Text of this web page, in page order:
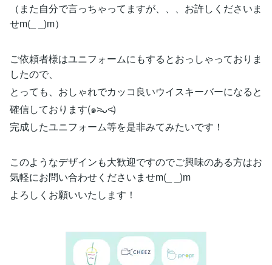
（また自分で言っちゃってますが、、、お許しくださいま
せm(_ _)m）
ご依頼者様はユニフォームにもするとおっしゃっておりま
したので、
とっても、おしゃれでカッコ良いウイスキーバーになると
確信しております(๑˃̵ᴗ˂̵)
完成したユニフォーム等を是非みてみたいです！
このようなデザインも大歓迎ですのでご興味のある方はお
気軽にお問い合わせくださいませm(_ _)m
よろしくお願いいたします！